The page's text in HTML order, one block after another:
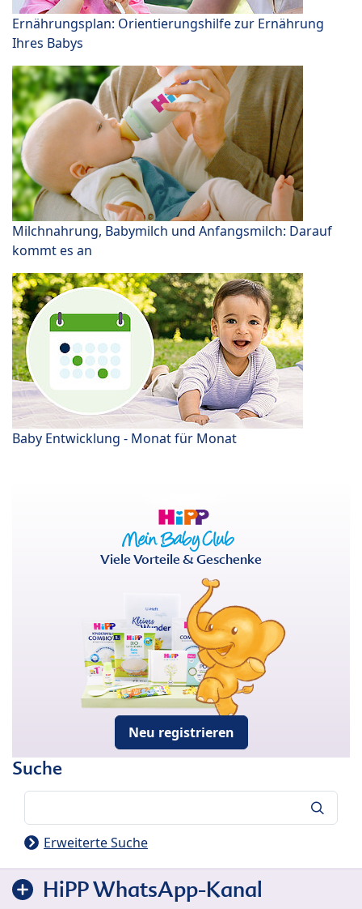
Ernährungsplan: Orientierungshilfe zur Ernährung
Ihres Babys
Milchnahrung, Babymilch und Anfangsmilch: Darauf
kommt es an
Baby Entwicklung - Monat für Monat
Viele Vorteile & Geschenke
Neu registrieren
Suche
Erweiterte Suche
HiPP WhatsApp-Kanal